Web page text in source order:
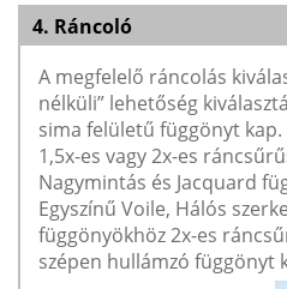
4. Ráncoló
A megfelelő ráncolás
nélküli” lehetőség
sima felületű függönyt
1,5x-es vagy 2x-es
Nagymintás és Jacquard
Egyszínű Voile, Hálós
függönyökhöz 2x-es
szépen hullámzó függönyt